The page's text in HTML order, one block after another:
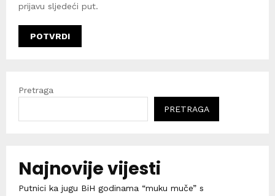
prijavu sljedeći put.
Pretraga
PRETRAGA
Najnovije vijesti
Putnici ka jugu BiH godinama “muku muče” s